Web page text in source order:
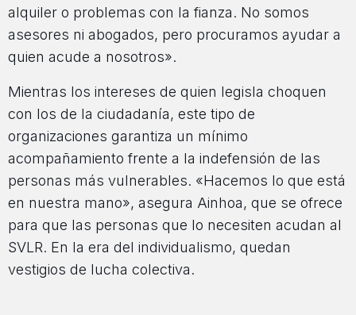
alquiler o problemas con la fianza. No somos
asesores ni abogados, pero procuramos ayudar a
quien acude a nosotros».
Mientras los intereses de quien legisla choquen
con los de la ciudadanía, este tipo de
organizaciones garantiza un mínimo
acompañamiento frente a la indefensión de las
personas más vulnerables. «Hacemos lo que está
en nuestra mano», asegura Ainhoa, que se ofrece
para que las personas que lo necesiten acudan al
SVLR. En la era del individualismo, quedan
vestigios de lucha colectiva.